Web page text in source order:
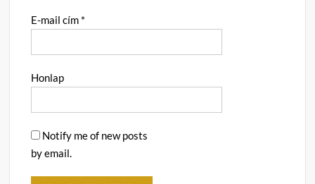
E-mail cím *
Honlap
Notify me of new posts
by email.